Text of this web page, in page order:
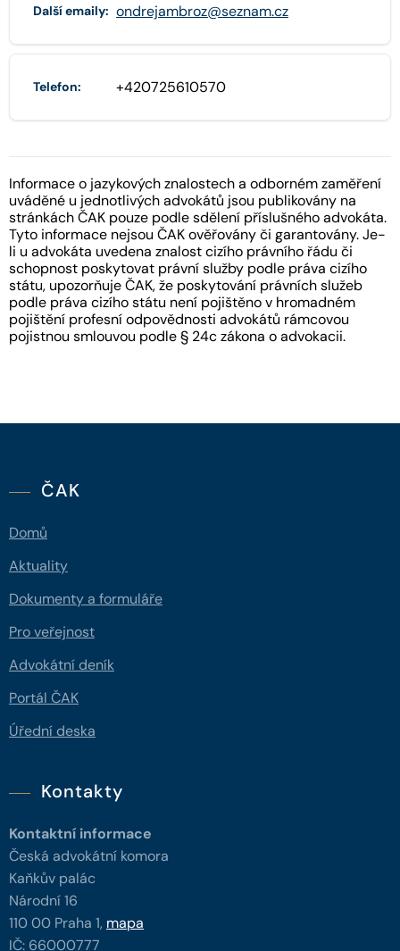
Další emaily: ondrejambroz@seznam.cz
Telefon: +420725610570
Informace o jazykových znalostech a odborném zaměření
uváděné u jednotlivých advokátů jsou publikovány na
stránkách ČAK pouze podle sdělení příslušného advokáta.
Tyto informace nejsou ČAK ověřovány či garantovány. Je-
li u advokáta uvedena znalost cizího právního řádu či
schopnost poskytovat právní služby podle práva cizího
státu, upozorňuje ČAK, že poskytování právních služeb
podle práva cizího státu není pojištěno v hromadném
pojištění profesní odpovědnosti advokátů rámcovou
pojistnou smlouvou podle § 24c zákona o advokacii.
ČAK
Domů
Aktuality
Dokumenty a formuláře
Pro veřejnost
Advokátní deník
Portál ČAK
Úřední deska
Kontakty
Kontaktní informace
Česká advokátní komora
Kaňkův palác
Národní 16
110 00 Praha 1, mapa
IČ: 66000777